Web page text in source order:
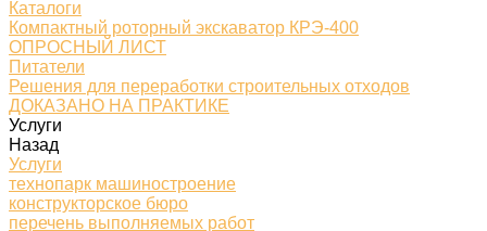
Каталоги
Компактный роторный экскаватор КРЭ-400
ОПРОСНЫЙ ЛИСТ
Питатели
Решения для переработки строительных отходов
ДОКАЗАНО НА ПРАКТИКЕ
Услуги
Назад
Услуги
технопарк машиностроение
конструкторское бюро
перечень выполняемых работ